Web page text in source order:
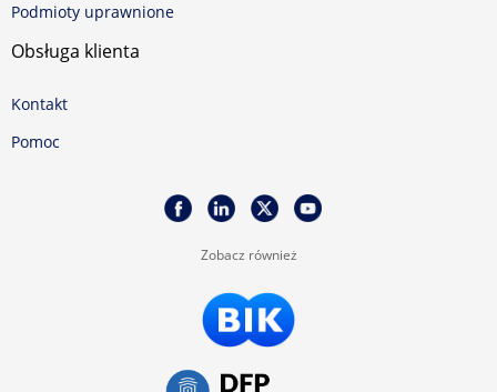
Podmioty uprawnione
Obsługa klienta
Kontakt
Pomoc
Zobacz również